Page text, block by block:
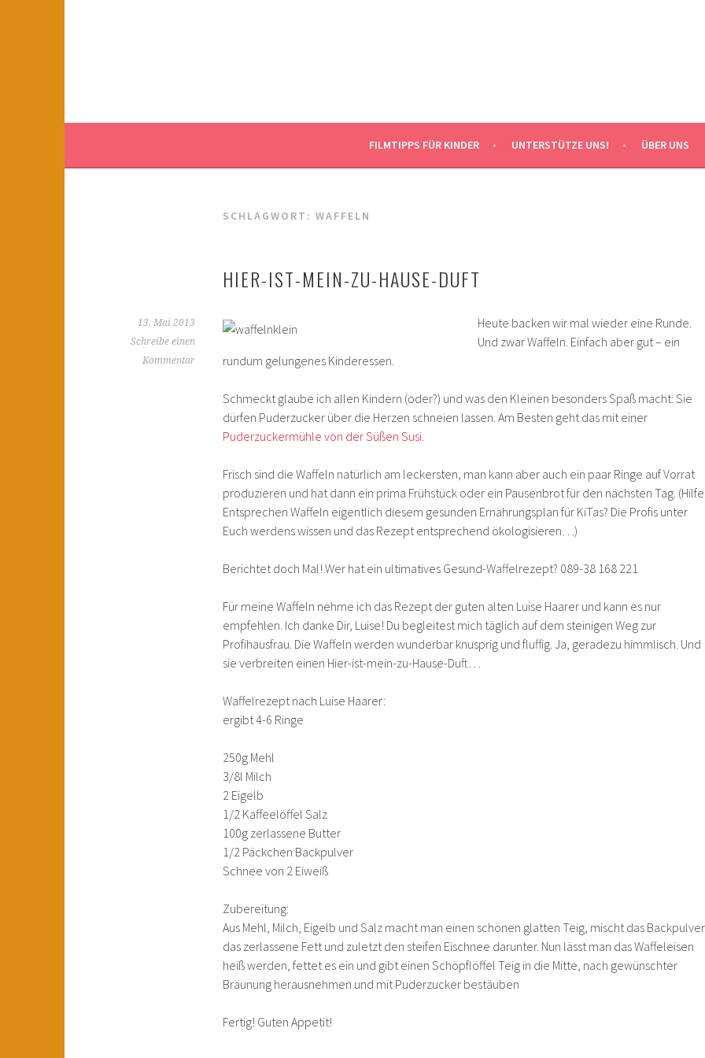
FILMTIPPS FÜR KINDER UNTERSTÜTZE UNS! ÜBER UNS
SCHLAGWORT: WAFFELN
HIER-IST-MEIN-ZU-HAUSE-DUFT
13. Mai 2013
Schreibe einen
Kommentar
Heute backen wir mal wieder eine Runde.
Und zwar Waffeln. Einfach aber gut – ein
rundum gelungenes Kinderessen.
Schmeckt glaube ich allen Kindern (oder?) und was den Kleinen besonders Spaß macht: Sie
dürfen Puderzucker über die Herzen schneien lassen. Am Besten geht das mit einer
Puderzuckermühle von der Süßen Susi.
Frisch sind die Waffeln natürlich am leckersten, man kann aber auch ein paar Ringe auf Vorrat
produzieren und hat dann ein prima Frühstück oder ein Pausenbrot für den nächsten Tag.
Entsprechen Waffeln eigentlich diesem gesunden Ernährungsplan für KiTas? Die Profis unter
Euch werdens wissen und das Rezept entsprechend ökologisieren…)
Berichtet doch Mal! Wer hat ein ultimatives Gesund-Waffelrezept? 089-38 168 221
Für meine Waffeln nehme ich das Rezept der guten alten Luise Haarer und kann es nur
empfehlen. Ich danke Dir, Luise! Du begleitest mich täglich auf dem steinigen Weg zur
Profihausfrau. Die Waffeln werden wunderbar knusprig und fluffig. Ja, geradezu himmlisch. Und
sie verbreiten einen Hier-ist-mein-zu-Hause-Duft…
Waffelrezept nach Luise Haarer:
ergibt 4-6 Ringe
250g Mehl
3/8l Milch
2 Eigelb
1/2 Kaffeelöffel Salz
100g zerlassene Butter
1/2 Päckchen Backpulver
Schnee von 2 Eiweiß
Zubereitung:
Aus Mehl, Milch, Eigelb und Salz macht man einen schönen glatten Teig, mischt das
das zerlassene Fett und zuletzt den steifen Eischnee darunter. Nun lässt man das Waffeleisen
heiß werden, fettet es ein und gibt einen Schöpflöffel Teig in die Mitte, nach gewünschter
Bräunung herausnehmen und mit Puderzucker bestäuben
Fertig! Guten Appetit!